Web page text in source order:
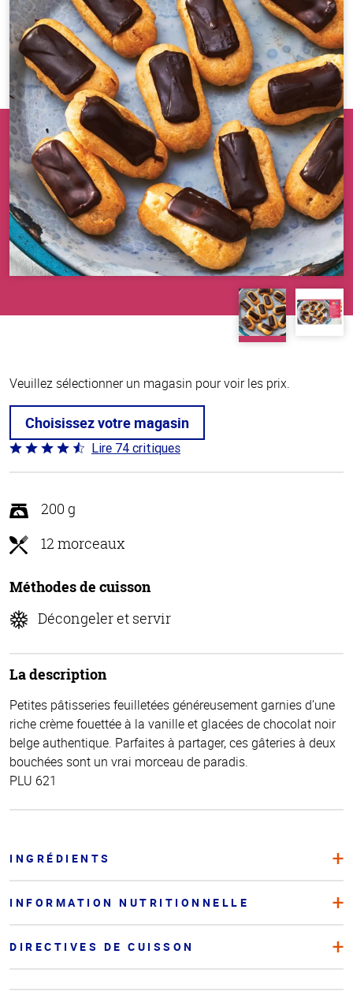
Veuillez sélectionner un magasin pour voir les prix.
Choisissez votre magasin
Coté
4.7 sur
Lire 74 critiques
200 g
12 morceaux
Méthodes de cuisson
Décongeler et servir
La description
Petites pâtisseries feuilletées généreusement garnies d’une
riche crème fouettée à la vanille et glacées de chocolat noir
belge authentique. Parfaites à partager, ces gâteries à deux
bouchées sont un vrai morceau de paradis.
PLU 621
INGRÉDIENTS
INFORMATION NUTRITIONNELLE
DIRECTIVES DE CUISSON